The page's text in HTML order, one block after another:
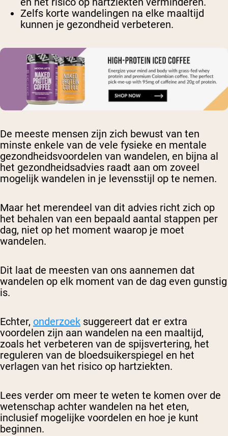
Zelfs korte wandelingen na elke maaltijd
kunnen je gezondheid verbeteren.
De meeste mensen zijn zich bewust van ten
minste enkele van de vele fysieke en mentale
gezondheidsvoordelen van wandelen, en bijna al
het gezondheidsadvies raadt aan om zoveel
mogelijk wandelen in je levensstijl op te nemen.
Maar het merendeel van dit advies richt zich op
het behalen van een bepaald aantal stappen per
dag, niet op het moment waarop je moet
wandelen.
Dit laat de meesten van ons aannemen dat
wandelen op elk moment van de dag even gunstig
is.
Echter, onderzoek suggereert dat er extra
voordelen zijn aan wandelen na een maaltijd,
zoals het verbeteren van de spijsvertering, het
reguleren van de bloedsuikerspiegel en het
verlagen van het risico op hartziekten.
Lees verder om meer te weten te komen over de
wetenschap achter wandelen na het eten,
inclusief mogelijke voordelen en hoe je kunt
beginnen.